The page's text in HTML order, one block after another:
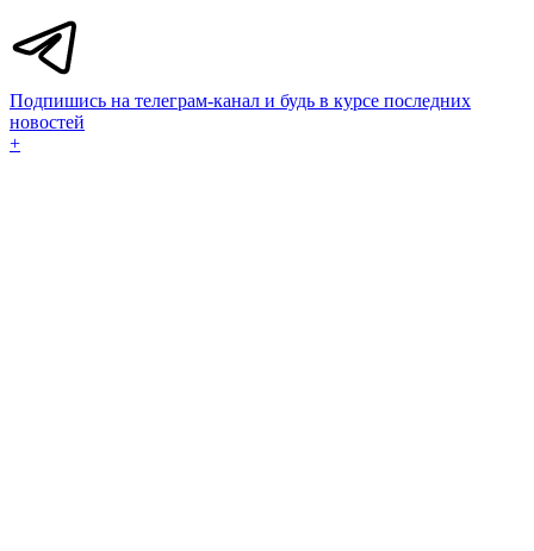
Подпишись на телеграм-канал и будь в курсе последних
новостей
+